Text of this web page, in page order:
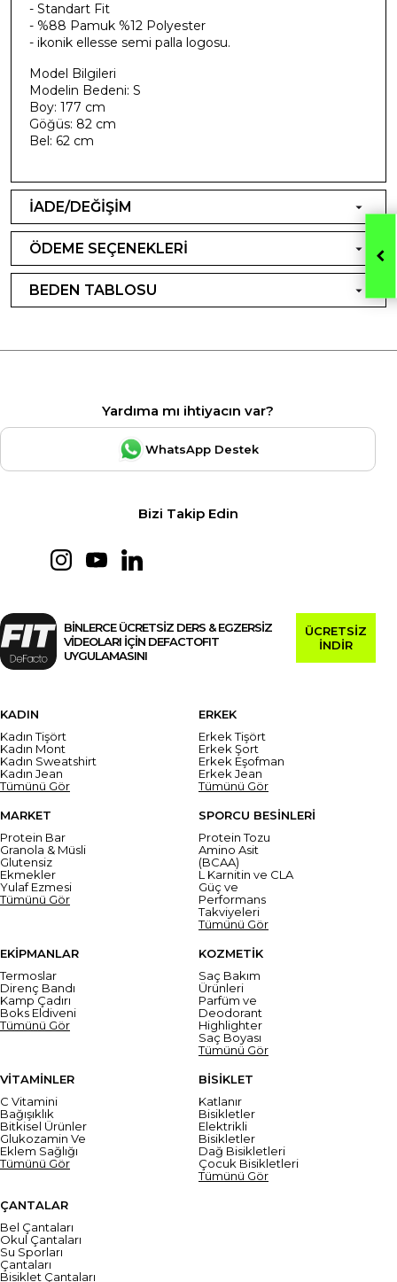
- Standart Fit
- %88 Pamuk %12 Polyester
- ikonik ellesse semi palla logosu.
Model Bilgileri
Modelin Bedeni: S
Boy: 177 cm
Göğüs: 82 cm
Bel: 62 cm
İADE/DEĞİŞİM
ÖDEME SEÇENEKLERİ
BEDEN TABLOSU
Yardıma mı ihtiyacın var?
WhatsApp Destek
Bizi Takip Edin
BİNLERCE ÜCRETSİZ DERS & EGZERSİZ
VİDEOLARI İÇİN DEFACTOFIT
UYGULAMASINI
ÜCRETSİZ
İNDİR
KADIN
Kadın Tişört
Kadın Mont
Kadın Sweatshirt
Kadın Jean
Tümünü Gör
ERKEK
Erkek Tişört
Erkek Şort
Erkek Eşofman
Erkek Jean
Tümünü Gör
MARKET
Protein Bar
Granola & Müsli
Glutensiz
Ekmekler
Yulaf Ezmesi
Tümünü Gör
SPORCU BESİNLERİ
Protein Tozu
Amino Asit
(BCAA)
L Karnitin ve CLA
Güç ve
Performans
Takviyeleri
Tümünü Gör
EKİPMANLAR
Termoslar
Direnç Bandı
Kamp Çadırı
Boks Eldiveni
Tümünü Gör
KOZMETİK
Saç Bakım
Ürünleri
Parfüm ve
Deodorant
Highlighter
Saç Boyası
Tümünü Gör
VİTAMİNLER
C Vitamini
Bağışıklık
Bitkisel Ürünler
Glukozamin Ve
Eklem Sağlığı
Tümünü Gör
BİSİKLET
Katlanır
Bisikletler
Elektrikli
Bisikletler
Dağ Bisikletleri
Çocuk Bisikletleri
Tümünü Gör
ÇANTALAR
Bel Çantaları
Okul Çantaları
Su Sporları
Çantaları
Bisiklet Çantaları